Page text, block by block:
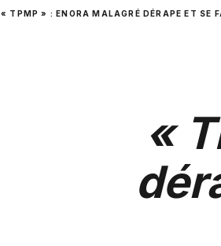
« TPMP » : ENORA MALAGRÉ DÉRAPE ET SE
«